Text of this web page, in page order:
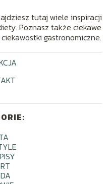
tutaj wiele inspiracji
Poznasz także ciekawe
gastronomiczne.